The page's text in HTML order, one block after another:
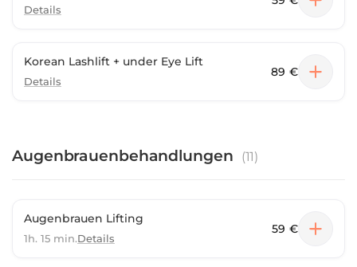
Details
Korean Lashlift + under Eye Lift
Details
89 €
Augenbrauenbehandlungen (11)
Augenbrauen Lifting
1h. 15 min.Details
59 €